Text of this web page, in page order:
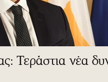
Τεράστια νέα